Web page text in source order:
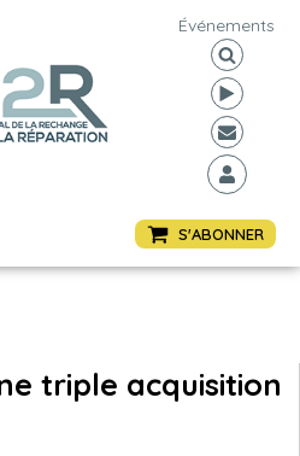
Événements
S'ABONNER
triple acquisition